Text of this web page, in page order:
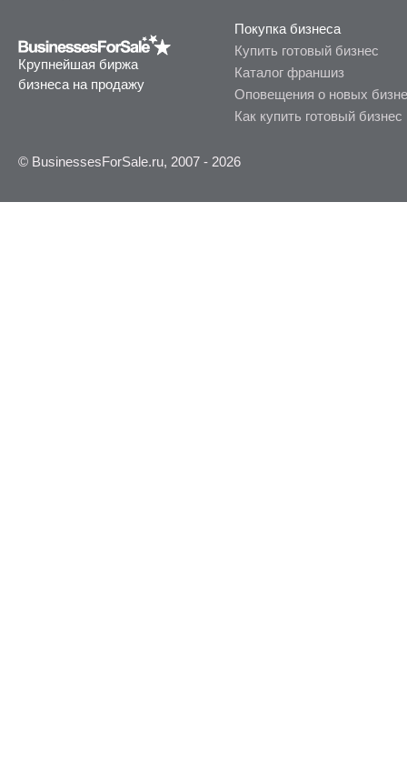
Крупнейшая биржа
бизнеса на продажу
Покупка бизнеса
Купить готовый бизнес
Каталог франшиз
Оповещения о новых
Как купить готовый бизнес
© BusinessesForSale.ru, 2007 - 2026